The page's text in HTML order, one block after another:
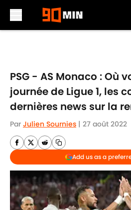
PSG - AS Monaco : Où
journée de Ligue 1, les
dernières news sur la
Par Julien Sournies | 27 août 2022
Add us as a